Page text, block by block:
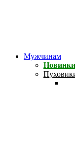
Мужчинам
Новинки